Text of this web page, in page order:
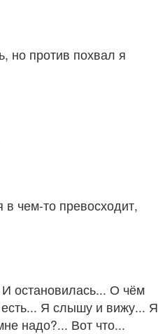
но против похвал я
чем-то превосходит,
остановилась... О чём
есть... Я слышу и вижу... Я
надо?... Вот что...